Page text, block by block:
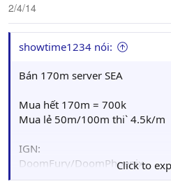
2/4/14
showtime1234 nói:
Bán 170m server SEA
Mua hết 170m = 700k
Mua lẻ 50m/100m thi` 4.5k/m
IGN:
DoomFury/DoomPhoenix
Guild Đại Việt
Click to